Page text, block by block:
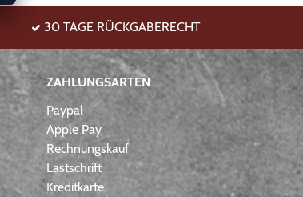
30 TAGE RÜCKGABERECHT
ZAHLUNGSARTEN
Paypal
Apple Pay
Rechnungskauf
Lastschrift
Kreditkarte